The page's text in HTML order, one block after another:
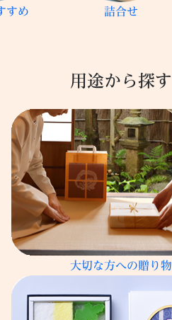
すめ 詰合せ
用途から探す
大切な方への贈り物